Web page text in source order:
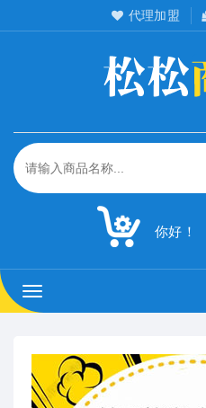
代理加盟
你好！
松
松
室